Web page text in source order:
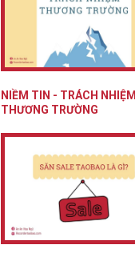
NIỀM TIN - TRÁCH NHIỆM
THƯƠNG TRƯỜNG